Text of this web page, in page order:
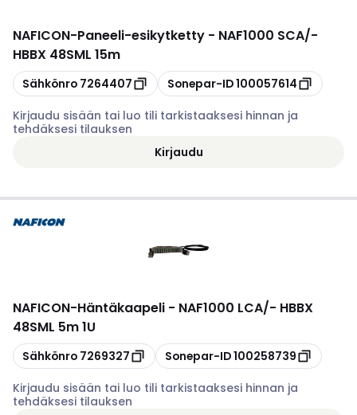
NAFICON-Paneeli-esikytketty - NAF1000 SCA/-
HBBX 48SML 15m
Kopioi
Sähkönro 7264407 Kopioi
Sonepar-ID100057614
Kirjaudu sisään tai luo tili tarkistaaksesi hinnan ja
tehdäksesi tilauksen
Kirjaudu
NAFICON-Häntäkaapeli - NAF1000 LCA/- HBBX
48SML 5m 1U
Kopioi
Sähkönro 7269327 Kopioi
Sonepar-ID100258739
Kirjaudu sisään tai luo tili tarkistaaksesi hinnan ja
tehdäksesi tilauksen